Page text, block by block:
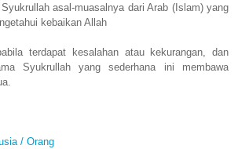
asal-muasalnya dari Arab (Islam) yang
kebaikan Allah
terdapat kesalahan atau kekurangan, dan
Syukrullah yang sederhana ini membawa
/ Orang